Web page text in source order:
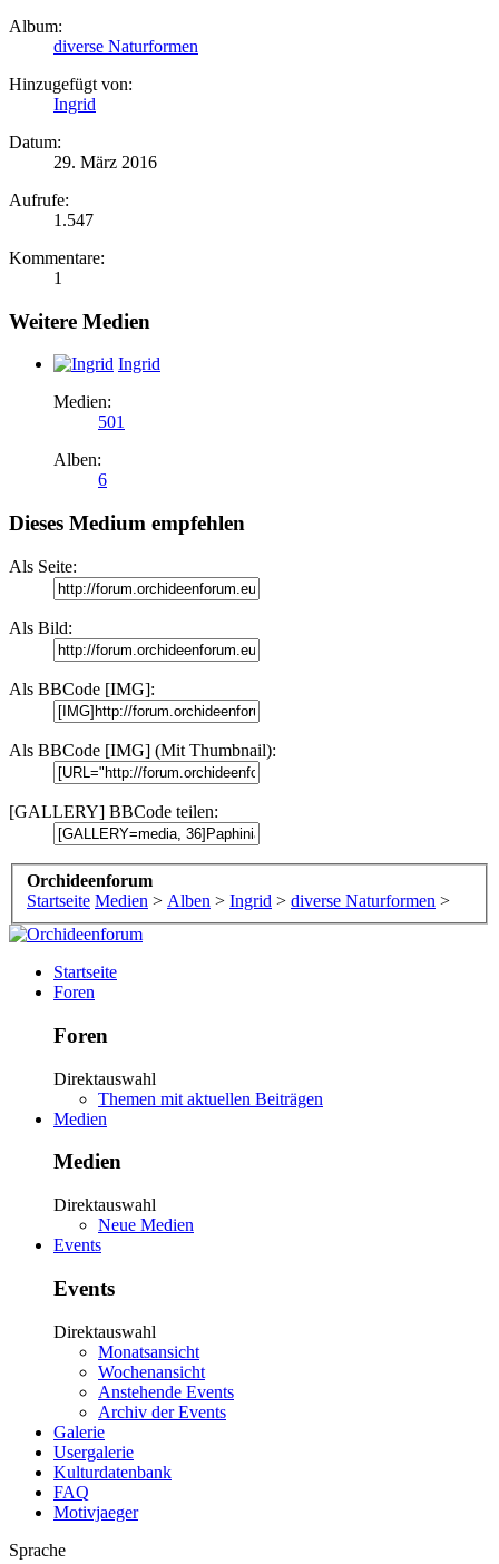
Album:
diverse Naturformen
Hinzugefügt von:
Ingrid
Datum:
29. März 2016
Aufrufe:
1.547
Kommentare:
1
Weitere Medien
Ingrid
Medien:
501
Alben:
6
Dieses Medium empfehlen
Als Seite:
Als Bild:
Als BBCode [IMG]:
Als BBCode [IMG] (Mit Thumbnail):
[GALLERY] BBCode teilen:
Orchideenforum
Startseite Medien > Alben > Ingrid > diverse Naturformen >
Startseite
Foren
Foren
Direktauswahl
Themen mit aktuellen Beiträgen
Medien
Medien
Direktauswahl
Neue Medien
Events
Events
Direktauswahl
Monatsansicht
Wochenansicht
Anstehende Events
Archiv der Events
Galerie
Usergalerie
Kulturdatenbank
FAQ
Motivjaeger
Sprache